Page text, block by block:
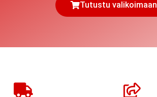
Tutustu valikoimaan